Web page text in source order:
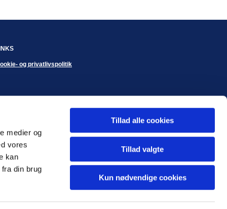
medier og
vores
kan
din brug
Tillad alle cookies
Tillad valgte
Kun nødvendige cookies
og privatlivspolitik